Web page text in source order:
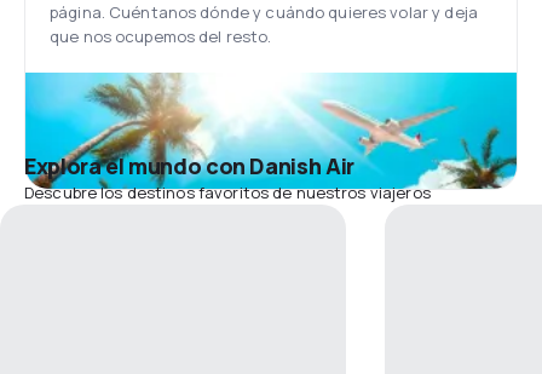
página. Cuéntanos dónde y cuándo quieres volar y deja
que nos ocupemos del resto.
Explora el mundo con Danish Air
Descubre los destinos favoritos de nuestros viajeros